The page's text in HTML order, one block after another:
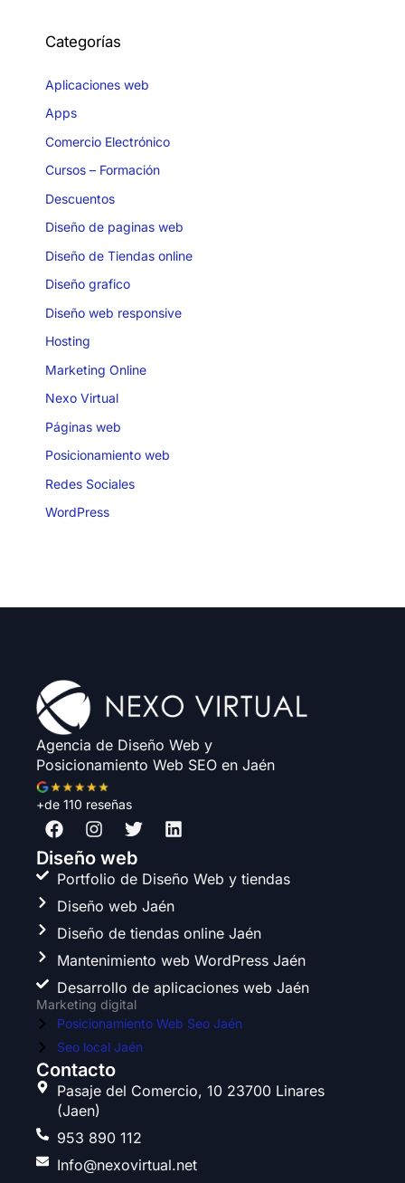
Categorías
Aplicaciones web
Apps
Comercio Electrónico
Cursos – Formación
Descuentos
Diseño de paginas web
Diseño de Tiendas online
Diseño grafico
Diseño web responsive
Hosting
Marketing Online
Nexo Virtual
Páginas web
Posicionamiento web
Redes Sociales
WordPress
Agencia de Diseño Web y
Posicionamiento Web SEO en Jaén
+de 110 reseñas
F
a
c
e
b
o
o
k
I
n
s
t
a
g
r
a
m
T
w
i
t
t
e
r
L
i
k
e
d
i
n
Diseño web
Portfolio de Diseño Web y tiendas
Diseño web Jaén
Diseño de tiendas online Jaén
Mantenimiento web WordPress Jaén
Desarrollo de aplicaciones web Jaén
Marketing digital
Posicionamiento Web Seo Jaén
Seo local Jaén
Contacto
Pasaje del Comercio, 10 23700 Linares
(Jaen)
953 890 112
Info@nexovirtual.net